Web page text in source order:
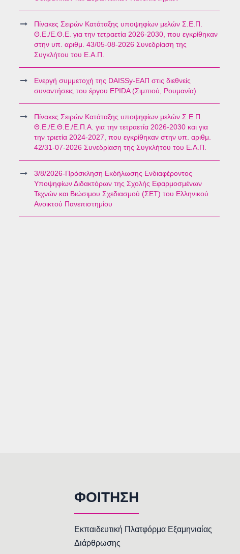
Πίνακες Σειρών Κατάταξης υποψηφίων μελών Σ.Ε.Π.
Θ.Ε./Ε.Θ.Ε. για την τετραετία 2026-2030, που εγκρίθηκαν
στην υπ. αριθμ. 43/05-08-2026 Συνεδρίαση της
Συγκλήτου του Ε.Α.Π.
Ενεργή συμμετοχή της DAISSy-ΕΑΠ στις διεθνείς
συναντήσεις του έργου EPIDA (Σιμπιού, Ρουμανία)
Πίνακες Σειρών Κατάταξης υποψηφίων μελών Σ.Ε.Π.
Θ.Ε./Ε.Θ.Ε./Ε.Π.Α. για την τετραετία 2026-2030 και για
την τριετία 2024-2027, που εγκρίθηκαν στην υπ. αριθμ.
42/31-07-2026 Συνεδρίαση της Συγκλήτου του Ε.Α.Π.
3/8/2026-Πρόσκληση Εκδήλωσης Ενδιαφέροντος
Υποψηφίων Διδακτόρων της Σχολής Εφαρμοσμένων
Τεχνών και Βιώσιμου Σχεδιασμού (ΣΕΤ) του Ελληνικού
Ανοικτού Πανεπιστημίου
ΦΟΙΤΗΣΗ
Εκπαιδευτική Πλατφόρμα Εξαμηνιαίας
Διάρθρωσης